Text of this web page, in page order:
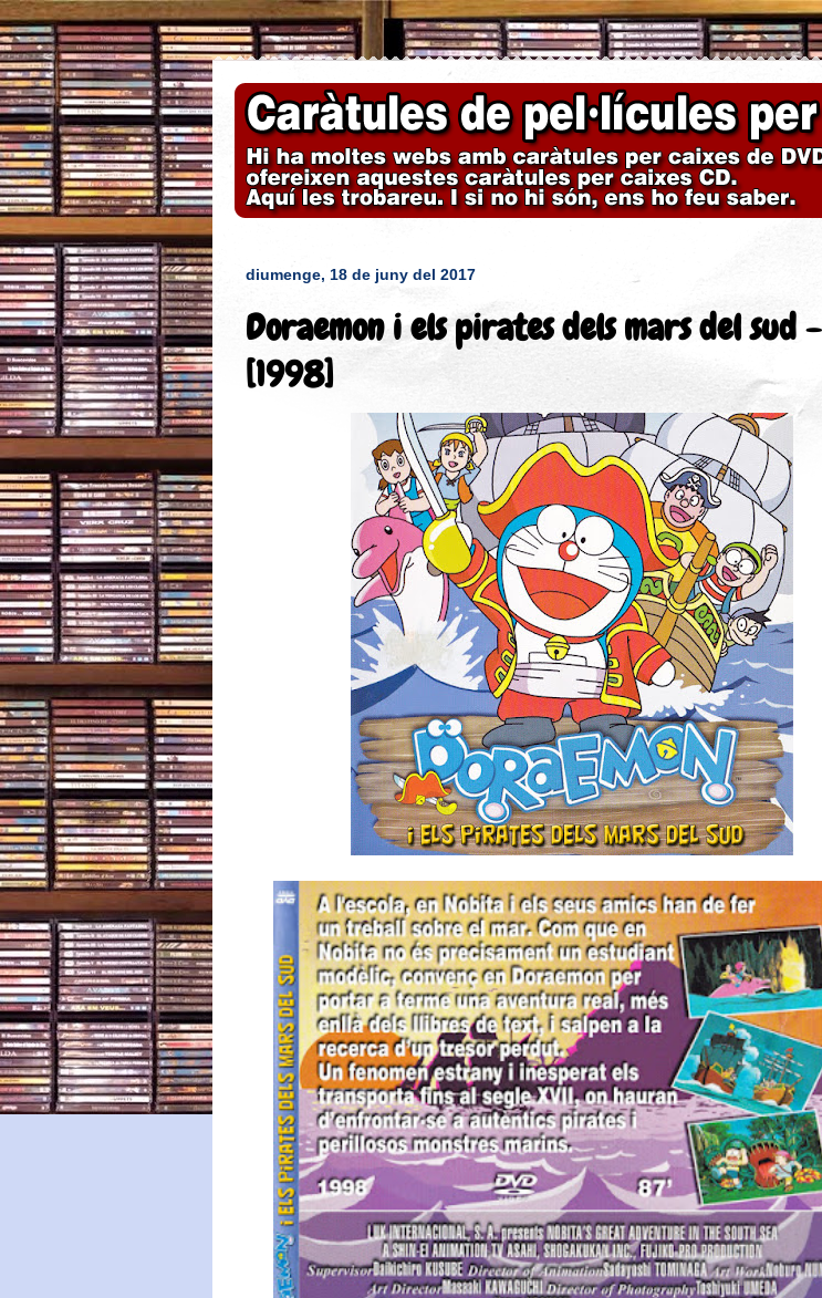
diumenge, 18 de juny del 2017
Doraemon i els pirates dels mars del sud -
[1998]